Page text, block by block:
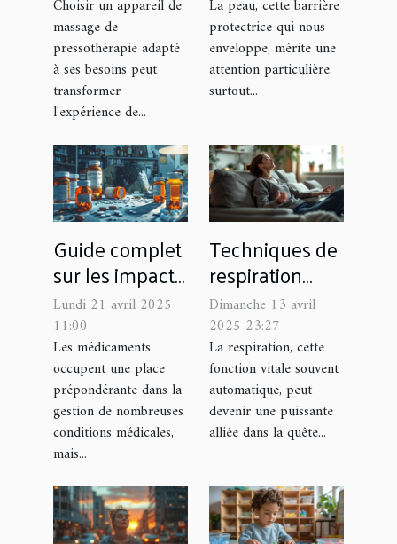
massage de
pressothérapie
Choisir un appareil de
massage de
pressothérapie adapté
à ses besoins peut
transformer
l'expérience de...
hommes
adapté à sa
peau
La peau, cette barrière
protectrice qui nous
enveloppe, mérite une
attention particulière,
surtout...
Guide complet
sur les impacts
des
médicaments
sur le désir
sexuel
Lundi 21 avril 2025
11:00
Les médicaments
occupent une place
prépondérante dans la
gestion de nombreuses
conditions médicales,
mais...
Techniques de
respiration
pour la
réduction de
l'anxiété
inspirez la
tranquillité
dans votre vie
Dimanche 13 avril
2025 23:27
La respiration, cette
fonction vitale souvent
automatique, peut
devenir une puissante
alliée dans la quête...